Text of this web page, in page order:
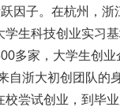
因子。在杭州，
生科技创业实习
多家，大学生创业
浙大初创团队的
尝试创业，到毕